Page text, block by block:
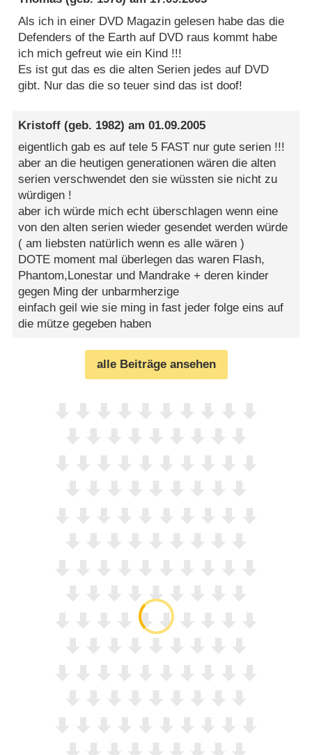
Als ich in einer DVD Magazin gelesen habe das die
Defenders of the Earth auf DVD raus kommt habe
ich mich gefreut wie ein Kind !!!
Es ist gut das es die alten Serien jedes auf DVD
gibt. Nur das die so teuer sind das ist doof!
Kristoff (geb. 1982) am01.09.2005
eigentlich gab es auf tele 5 FAST nur gute serien !!!
aber an die heutigen generationen wären die alten
serien verschwendet den sie wüssten sie nicht zu
würdigen !
aber ich würde mich echt überschlagen wenn eine
von den alten serien wieder gesendet werden würde
( am liebsten natürlich wenn es alle wären )
DOTE moment mal überlegen das waren Flash,
Phantom,Lonestar und Mandrake + deren kinder
gegen Ming der unbarmherzige
einfach geil wie sie ming in fast jeder folge eins auf
die mütze gegeben haben
alle Beiträge ansehen